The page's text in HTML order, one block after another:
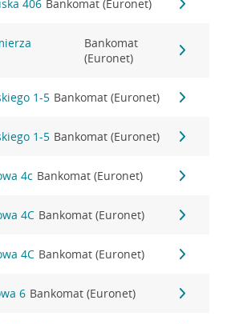
406 Bankomat (Euronet)
Bankomat
(Euronet)
1-5 Bankomat (Euronet)
1-5 Bankomat (Euronet)
4c Bankomat (Euronet)
4C Bankomat (Euronet)
4C Bankomat (Euronet)
6 Bankomat (Euronet)